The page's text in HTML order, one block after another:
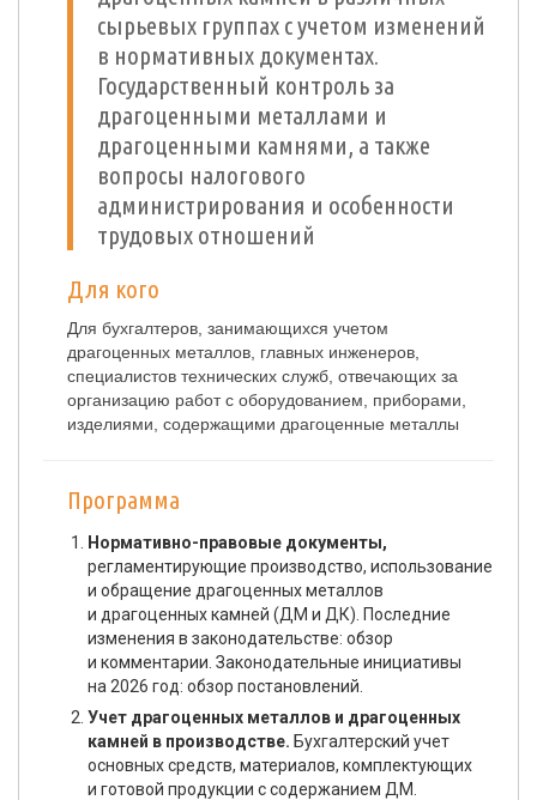
сырьевых группах с учетом изменений
в нормативных документах.
Государственный контроль за
драгоценными металлами и
драгоценными камнями, а также
вопросы налогового
администрирования и особенности
трудовых отношений
Для кого
Для бухгалтеров, занимающихся учетом
драгоценных металлов, главных инженеров,
специалистов технических служб, отвечающих за
организацию работ с оборудованием, приборами,
изделиями, содержащими драгоценные металлы
Программа
Нормативно-правовые документы,
регламентирующие производство, использование
и обращение драгоценных металлов
и драгоценных камней (ДМ и ДК). Последние
изменения в законодательстве: обзор
и комментарии. Законодательные инициативы
на 2026 год: обзор постановлений.
Учет драгоценных металлов и драгоценных
камней в производстве. Бухгалтерский учет
основных средств, материалов, комплектующих
и готовой продукции с содержанием ДМ.